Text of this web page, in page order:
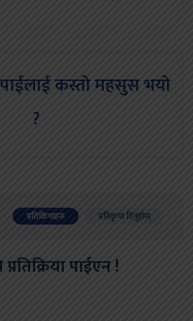
कस्तो महसुस भयो
?
प्रतिक्रियाहरु प्रतिकृया दिनुहोस्
पाईएन !